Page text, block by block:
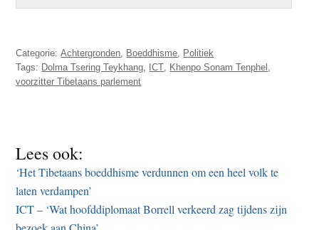
Categorie:Achtergronden, Boeddhisme, Politiek
Tags: Dolma Tsering Teykhang, ICT, Khenpo Sonam Tenphel ,
voorzitter Tibetaans parlement
Lees ook:
‘Het Tibetaans boeddhisme verdunnen om een heel volk te
laten verdampen’
ICT – ‘Wat hoofddiplomaat Borrell verkeerd zag tijdens zijn